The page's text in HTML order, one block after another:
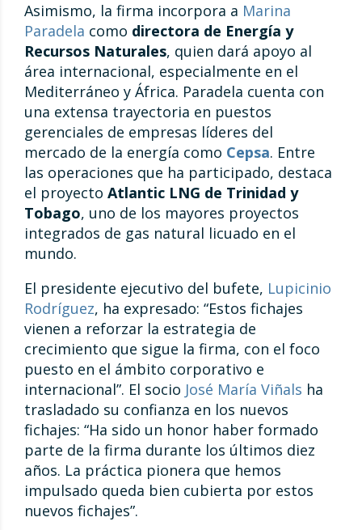
Asimismo, la firma incorpora a Marina
Paradela como directora de Energía y
Recursos Naturales, quien dará apoyo al
área internacional, especialmente en el
Mediterráneo y África. Paradela cuenta con
una extensa trayectoria en puestos
gerenciales de empresas líderes del
mercado de la energía como Cepsa. Entre
las operaciones que ha participado, destaca
el proyecto Atlantic LNG de Trinidad y
Tobago, uno de los mayores proyectos
integrados de gas natural licuado en el
mundo.
El presidente ejecutivo del bufete, Lupicinio
Rodríguez, ha expresado: “Estos fichajes
vienen a reforzar la estrategia de
crecimiento que sigue la firma, con el foco
puesto en el ámbito corporativo e
internacional”. El socio José María Viñals ha
trasladado su confianza en los nuevos
fichajes: “Ha sido un honor haber formado
parte de la firma durante los últimos diez
años. La práctica pionera que hemos
impulsado queda bien cubierta por estos
nuevos fichajes”.